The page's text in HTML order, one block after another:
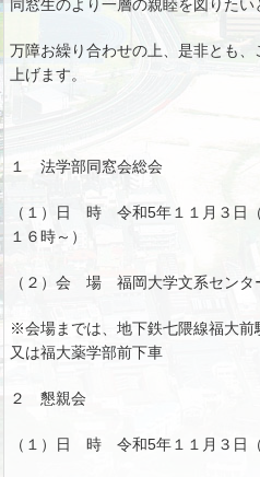
同窓生のより一層の親睦を図りたい
万障お繰り合わせの上、是非とも
上げます。
１ 法学部同窓会総会
（１）日 時 令和5年１１月３日
１６時～）
（２）会 場 福岡大学文系セン
※会場までは、地下鉄七隈線福大
又は福大薬学部前下車
２ 懇親会
（１）日 時 令和5年１１月３日